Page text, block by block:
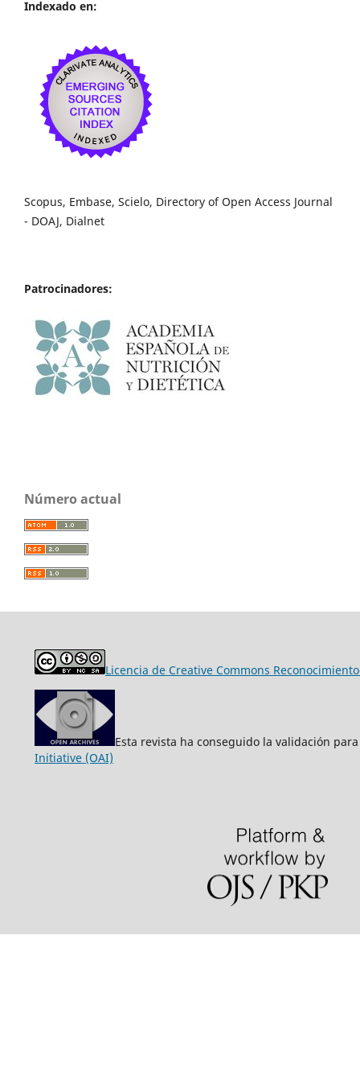
Indexado en:
Scopus, Embase, Scielo, Directory of Open Access Journal
- DOAJ, Dialnet
Patrocinadores:
Número actual
Licencia de Creative Commons
Esta revista ha conseguido la validación
Initiative (OAI)